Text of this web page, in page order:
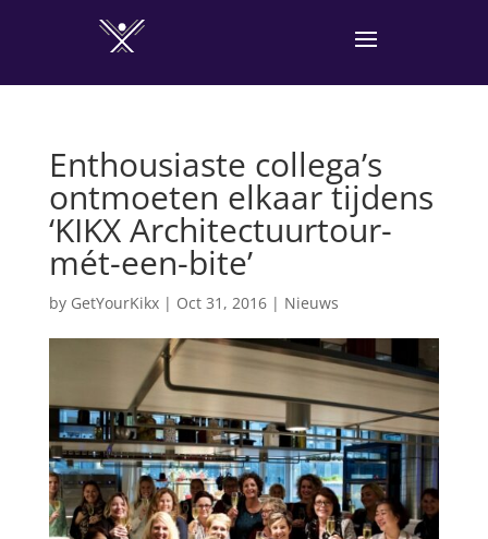
Enthousiaste collega’s
ontmoeten elkaar tijdens
‘KIKX Architectuurtour-
mét-een-bite’
by GetYourKikx| Oct 31, 2016| Nieuws